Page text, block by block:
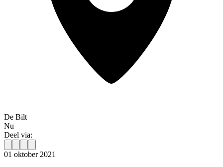
De Bilt
Nu
Deel via:
01 oktober 2021